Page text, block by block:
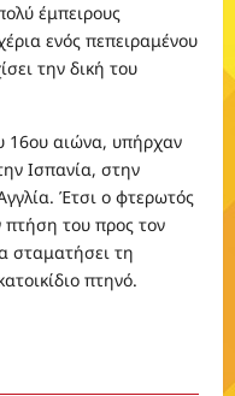
έμπειρους
ενός πεπειραμένου
την δική του
16ου αιώνα, υπήρχαν
Ισπανία, στην
Έτσι ο φτερωτός
πτήση του προς τον
σταματήσει τη
πτηνό.